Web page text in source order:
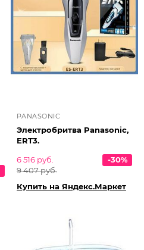
PANASONIC
Электробритва Panasonic,
ERT3.
6 516 руб.
9 407 руб.
-30%
Купить на Яндекс.Маркет